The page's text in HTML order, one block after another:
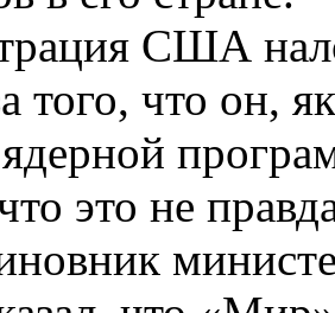
США
того, что он,
ядерной
это не